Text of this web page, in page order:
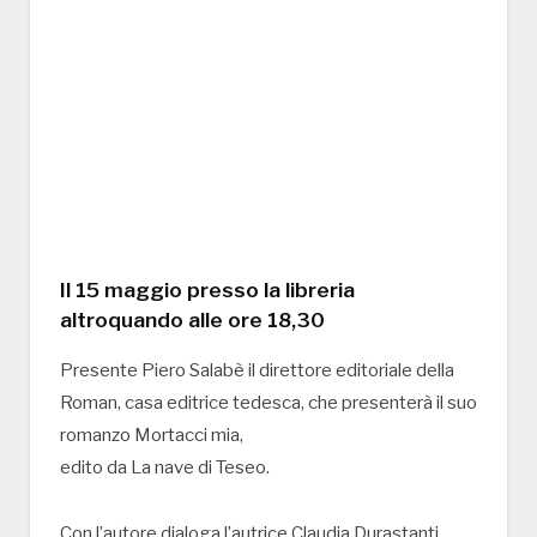
Il 15 maggio presso la libreria
altroquando alle ore 18,30
Presente Piero Salabè il direttore editoriale della
Roman, casa editrice tedesca, che presenterà il suo
romanzo Mortacci mia,
edito da La nave di Teseo.